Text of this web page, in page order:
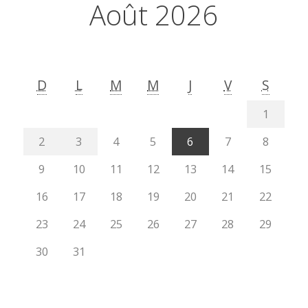
Août 2026
D L M M J V S
1
2
3 4 5 6 7
8
9
10 11 12 13 14
15
16
17 18 19 20 21
22
23
24 25 26 27 28
29
30
31